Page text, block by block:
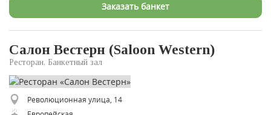
Заказать банкет
Салон Вестерн (Saloon Western)
Ресторан, Банкетный зал
Революционная улица, 14